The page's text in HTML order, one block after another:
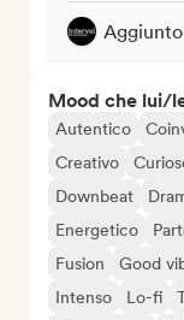
Mood che lui/
Autentico
Creativo
Downbeat
Energetico
Fusion
Good
Intenso
Lo-fi